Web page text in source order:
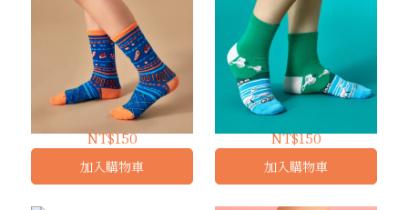
歡樂耍冰紛 ｜ 兒童長襪
NT$150
加入購物車
川流不息的樂章 ｜ 短襪
NT$150
加入購物車